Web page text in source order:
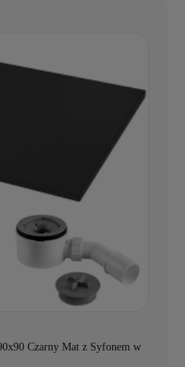
Czarny Mat z Syfonem w